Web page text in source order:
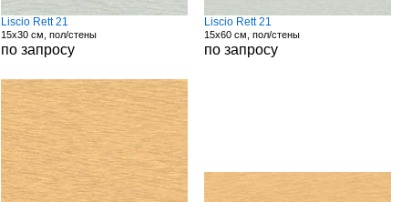
Liscio Rett 21
15x30 см, пол/стены
по запросу
Liscio Rett 21
15x60 см, пол/стены
по запросу